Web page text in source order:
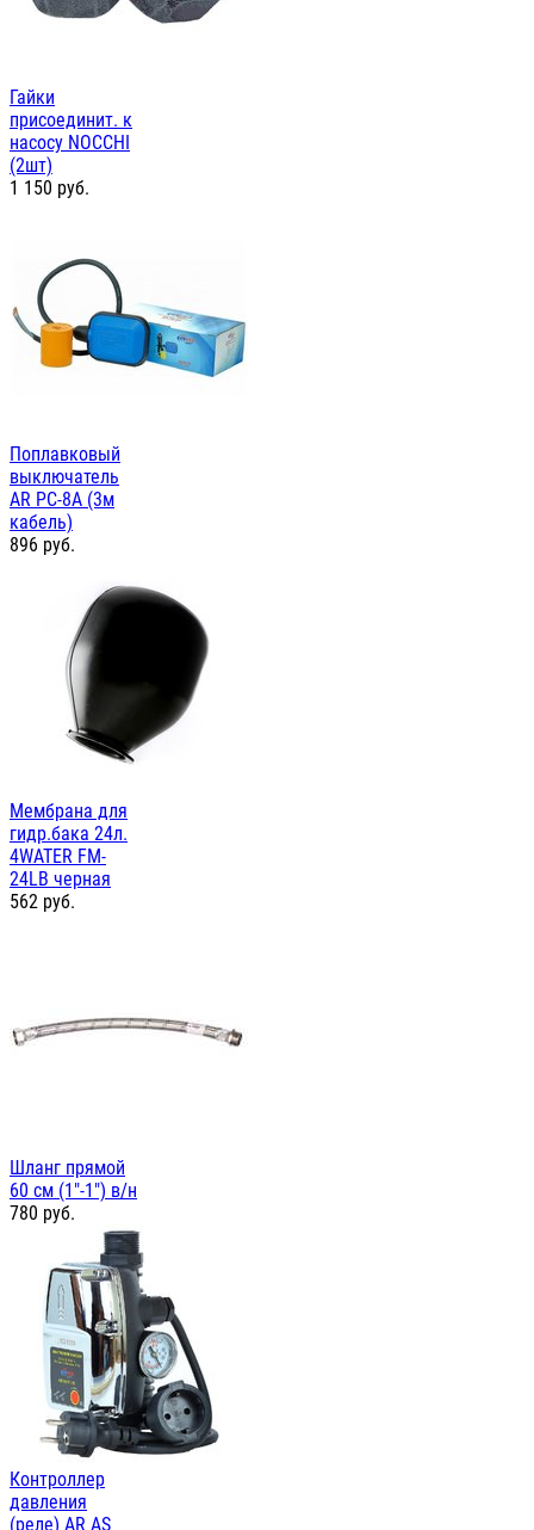
Гайки
присоединит. к
насосу NOCCHI
(2шт)
1 150 руб.
Поплавковый
выключатель
AR PC-8A (3м
кабель)
896 руб.
Мембрана для
гидр.бака 24л.
4WATER FM-
24LB черная
562 руб.
Шланг прямой
60 см (1"-1") в/н
780 руб.
Контроллер
давления
(реле) AR AS